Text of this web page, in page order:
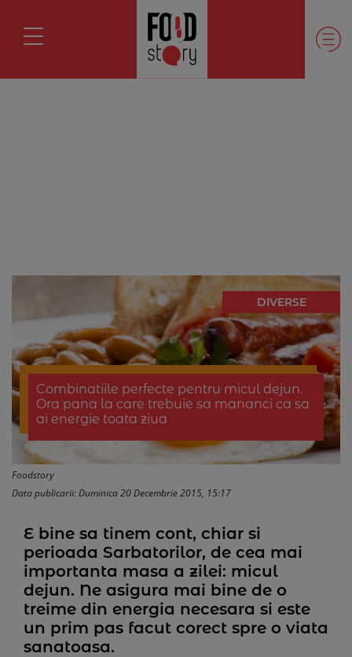
DIVERSE
Combinatiile perfecte pentru micul dejun.
Ora pana la care trebuie sa mananci ca sa
ai energie toata ziua
Foodstory
Data publicarii: Duminica 20 Decembrie 2015, 15:17
E bine sa tinem cont, chiar si
perioada Sarbatorilor, de cea mai
importanta masa a zilei: micul
dejun. Ne asigura mai bine de o
treime din energia necesara si este
un prim pas facut corect spre o viata
sanatoasa.